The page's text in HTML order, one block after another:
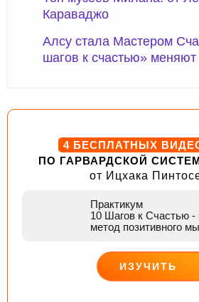
Караваджо
Алсу стала Мастером
шагов к счастью» меняют
4 БЕСПЛАТНЫХ
ПО ГАРВАРДСКОЙ
от Ицхака
Практикум
10 Шагов к Счастью -
метод позитивного
ИЗУЧИТЬ